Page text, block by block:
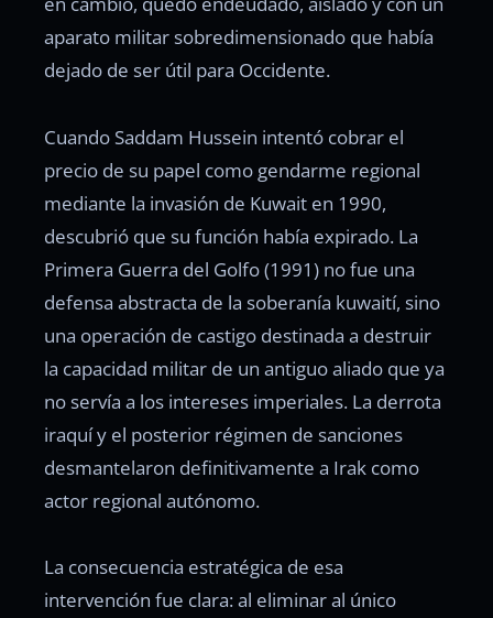
aparato militar sobredimensionado que había
dejado de ser útil para Occidente.
Cuando Saddam Hussein intentó cobrar el
precio de su papel como gendarme regional
mediante la invasión de Kuwait en 1990,
descubrió que su función había expirado. La
Primera Guerra del Golfo (1991) no fue una
defensa abstracta de la soberanía kuwaití, sino
una operación de castigo destinada a destruir
la capacidad militar de un antiguo aliado que ya
no servía a los intereses imperiales. La derrota
iraquí y el posterior régimen de sanciones
desmantelaron definitivamente a Irak como
actor regional autónomo.
La consecuencia estratégica de esa
intervención fue clara: al eliminar al único